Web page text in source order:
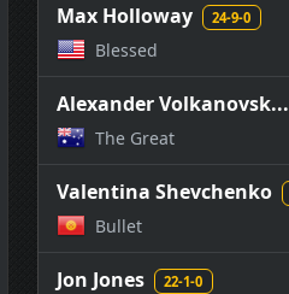
Max Holloway 24-9-0
Blessed
Alexander Volkanovsk...
The Great
Valentina Shevchenko
Bullet
Jon Jones 22-1-0